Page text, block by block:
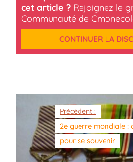
cet article ?Rejoignez le
Communauté de
CONTINUER LA
Précédent :
2e guerre mondiale :
pour se souvenir